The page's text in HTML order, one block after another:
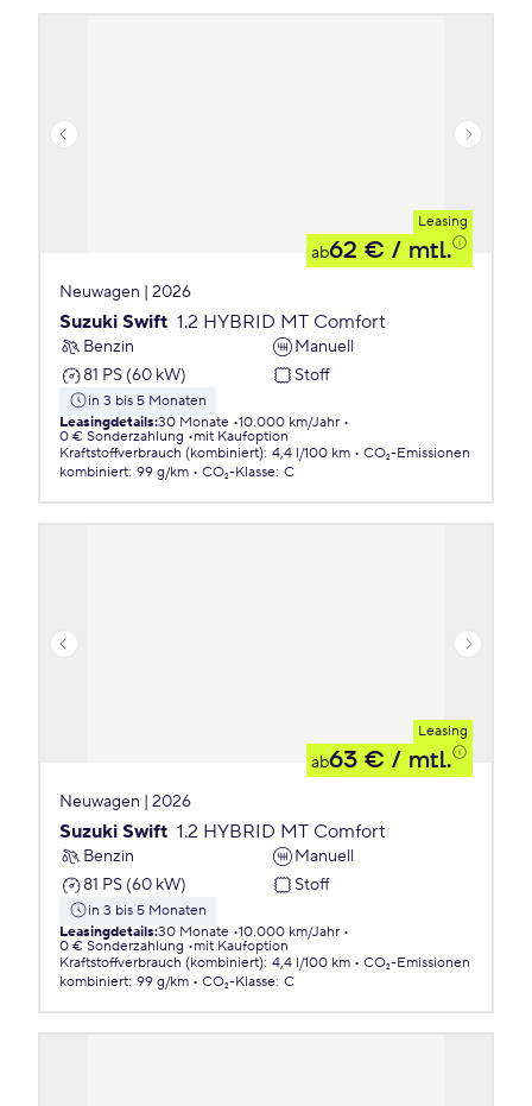
Leasing
ab62 € / mtl.
Neuwagen | 2026
Suzuki Swift 1.2 HYBRID MT Comfort
Benzin
Manuell
81 PS (60 kW)
Stoff
in 3 bis 5 Monaten
Leasingdetails:30 Monate 10.000 km/Jahr
0 € Sonderzahlung
mit Kaufoption
Kraftstoffverbrauch (kombiniert): 4,4 l/100 km
CO₂-Emissionen
kombiniert: 99 g/km CO₂-Klasse: C
Leasing
ab63 € / mtl.
Neuwagen | 2026
Suzuki Swift 1.2 HYBRID MT Comfort
Benzin
Manuell
81 PS (60 kW)
Stoff
in 3 bis 5 Monaten
Leasingdetails:30 Monate 10.000 km/Jahr
0 € Sonderzahlung
mit Kaufoption
Kraftstoffverbrauch (kombiniert): 4,4 l/100 km
CO₂-Emissionen
kombiniert: 99 g/km CO₂-Klasse: C